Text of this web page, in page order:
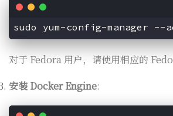
sudo yum-config-manager --
对于 Fedora 用户，请使用相应的
安装 Docker Engine: